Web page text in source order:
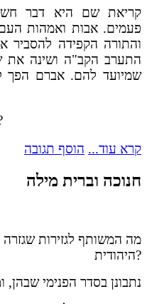
קריאת שם היא דבר
פעמים. אבות ואמהות העם
והתורה הקפידה להסביר
התערב הקב"ה ושינה את
שמיועד להם. אברם הפך
אם כן,
קרא עוד... הוסף תגובה
חנוכה וברית מילה
מה המשותף לגזירות
היהודית?
נתבונן בסדר הפנימי שבהן,